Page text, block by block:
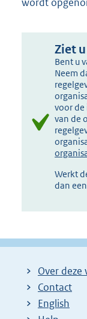
Ziet
Bent u
Neem
voor de
van de
Werkt
dan
Over deze
Contact
English